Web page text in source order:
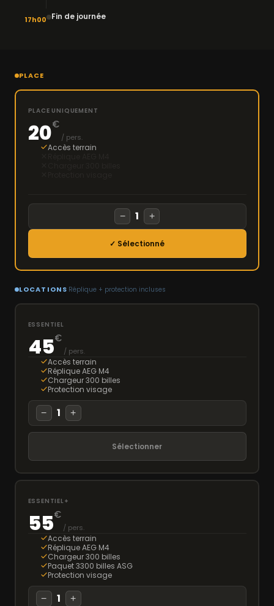
17h00 Fin de journée
PLACE
PLACE UNIQUEMENT
20€
/ pers.
Accès terrain
− 1 +
✓ Sélectionné
LOCATIONS Réplique + protection incluses
ESSENTIEL
45€
/ pers.
Accès terrain
Réplique AEG M4
Chargeur 300 billes
Protection visage
− 1 +
Sélectionner
ESSENTIEL+
55€
/ pers.
Accès terrain
Réplique AEG M4
Chargeur 300 billes
Paquet 3300 billes ASG
Protection visage
− 1 +